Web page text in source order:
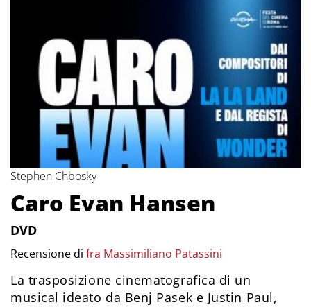
Stephen Chbosky
Caro Evan Hansen
DVD
Recensione di fra Massimiliano Patassini
La trasposizione cinematografica di un
musical ideato da Benj Pasek e Justin Paul,